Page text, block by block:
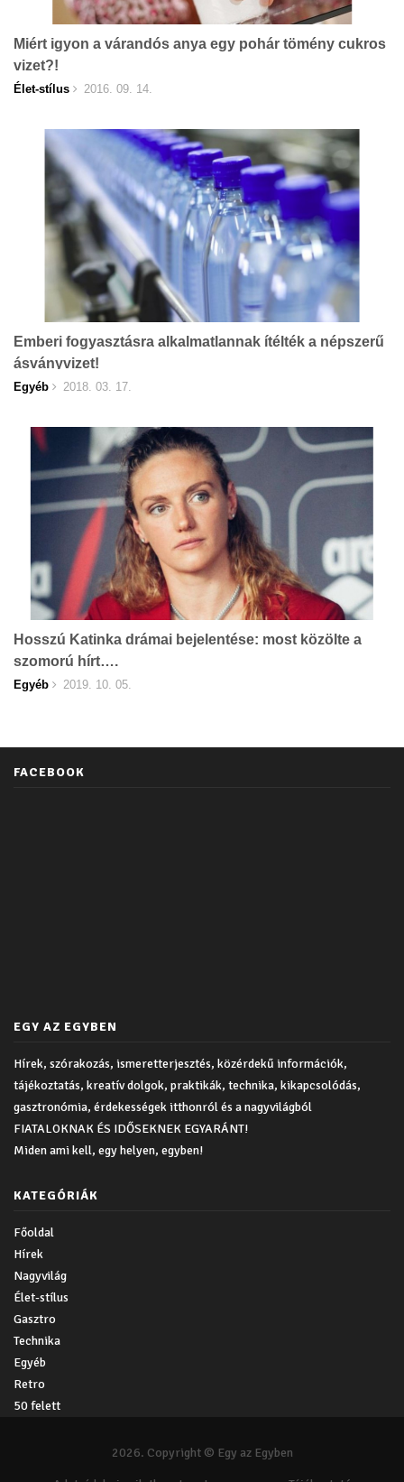
Miért igyon a várandós anya egy pohár tömény cukros
vizet?!
Élet-stílus 2016. 09. 14.
Emberi fogyasztásra alkalmatlannak ítélték a népszerű
ásványvizet!
Egyéb 2018. 03. 17.
Hosszú Katinka drámai bejelentése: most közölte a
szomorú hírt….
Egyéb 2019. 10. 05.
FACEBOOK
EGY AZ EGYBEN
Hírek, szórakozás, ismeretterjesztés, közérdekű információk,
tájékoztatás, kreatív dolgok, praktikák, technika, kikapcsolódás,
gasztronómia, érdekességek itthonról és a nagyvilágból
FIATALOKNAK ÉS IDŐSEKNEK EGYARÁNT!
Miden ami kell, egy helyen, egyben!
KATEGÓRIÁK
Főoldal
Hírek
Nagyvilág
Élet-stílus
Gasztro
Technika
Egyéb
Retro
50 felett
2026. Copyright © Egy az Egyben